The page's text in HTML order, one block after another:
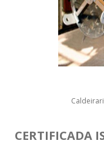
CERTIFICADA